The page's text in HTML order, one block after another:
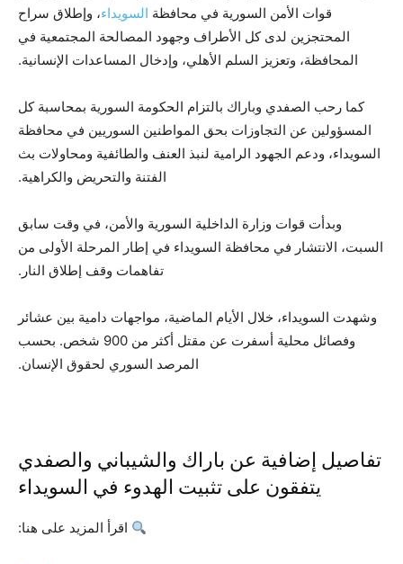
قوات الأمن السورية في محافظة السويداء، وإطلاق سراح
المحتجزين لدى كل الأطراف وجهود المصالحة المجتمعية في
المحافظة، وتعزيز السلم الأهلي، وإدخال المساعدات الإنسانية.
كما رحب الصفدي وباراك بالتزام الحكومة السورية بمحاسبة كل
المسؤولين عن التجاوزات بحق المواطنين السوريين في محافظة
السويداء، ودعم الجهود الرامية لنبذ العنف والطائفية ومحاولات بث
الفتنة والتحريض والكراهية.
وبدأت قوات وزارة الداخلية السورية والأمن، في وقت سابق
السبت، الانتشار في محافظة السويداء في إطار المرحلة الأولى من
تفاهمات وقف إطلاق النار.
وشهدت السويداء، خلال الأيام الماضية، مواجهات دامية بين عشائر
وفصائل محلية أسفرت عن مقتل أكثر من 900 شخص. بحسب
المرصد السوري لحقوق الإنسان.
تفاصيل إضافية عن باراك والشيباني والصفدي
يتفقون على تثبيت الهدوء في السويداء
اقرأ المزيد على هنا: